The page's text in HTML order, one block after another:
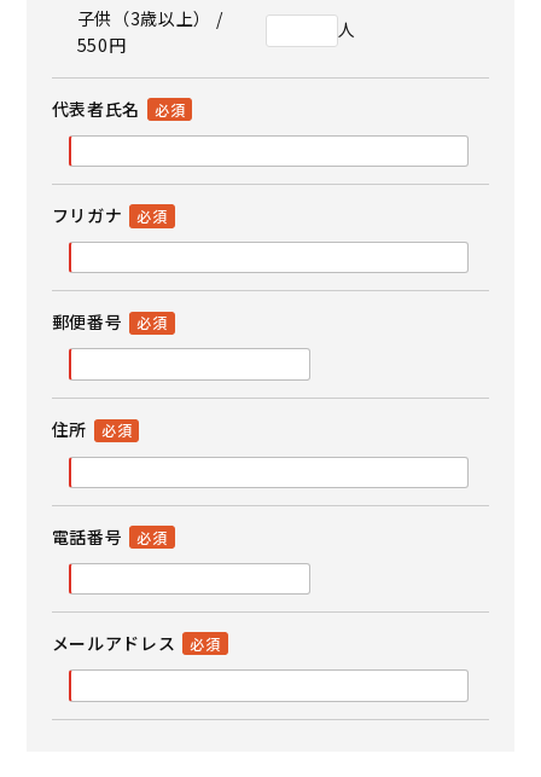
子供（3歳以上） /
550円
人
代表者氏名
フリガナ
郵便番号
住所
電話番号
メールアドレス